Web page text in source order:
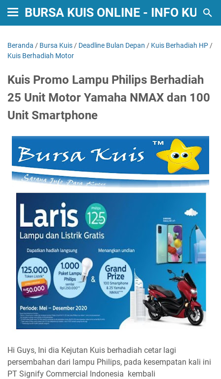
BURSA KUIS ONLINE - INFO KUIS
Beranda / Bursa Kuis / Deadline Bulan Depan / Kuis Berhadiah HP /
Kuis Berhadiah Motor
Kuis Promo Lampu Philips Berhadiah
25 Unit Motor Yamaha NMAX dan 100
Unit Smartphone
Hi Guys, Ini dia Kejutan Kuis berhadiah cetar lagi
persembahan dari lampu Philips, pada kesempatan kali ini
PT Signify Commercial Indonesia kembali